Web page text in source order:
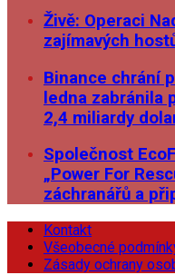
Živě: Operaci
zajímavých
Binance chrání
ledna zabránila
2,4 miliardy
Společnost
„Power For
záchranářů a
Kontakt
Všeobecné
Zásady ochrany